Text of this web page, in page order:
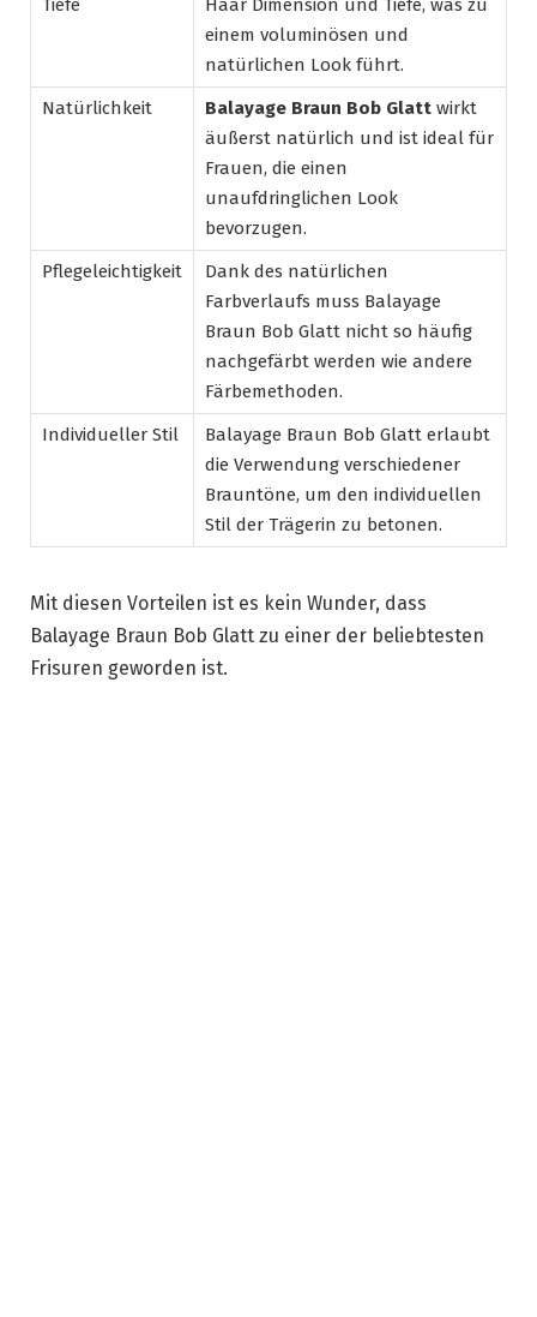
Tiefe
Haar Dimension und Tiefe, was zu
einem voluminösen und
natürlichen Look führt.
Natürlichkeit
Balayage Braun Bob Glatt wirkt
äußerst natürlich und ist ideal für
Frauen, die einen
unaufdringlichen Look
bevorzugen.
Pflegeleichtigkeit
Dank des natürlichen
Farbverlaufs muss Balayage
Braun Bob Glatt nicht so häufig
nachgefärbt werden wie andere
Färbemethoden.
Individueller Stil
Balayage Braun Bob Glatt erlaubt
die Verwendung verschiedener
Brauntöne, um den individuellen
Stil der Trägerin zu betonen.
Mit diesen Vorteilen ist es kein Wunder, dass
Balayage Braun Bob Glatt zu einer der beliebtesten
Frisuren geworden ist.